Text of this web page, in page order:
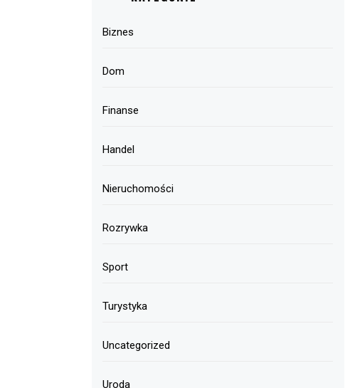
Biznes
Dom
Finanse
Handel
Nieruchomości
Rozrywka
Sport
Turystyka
Uncategorized
Uroda